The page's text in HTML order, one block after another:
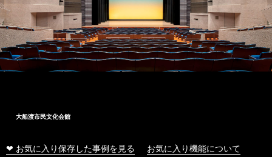
大船渡市民文化会館
❤ お気に入り保存した事例を見る お気に入り機能について